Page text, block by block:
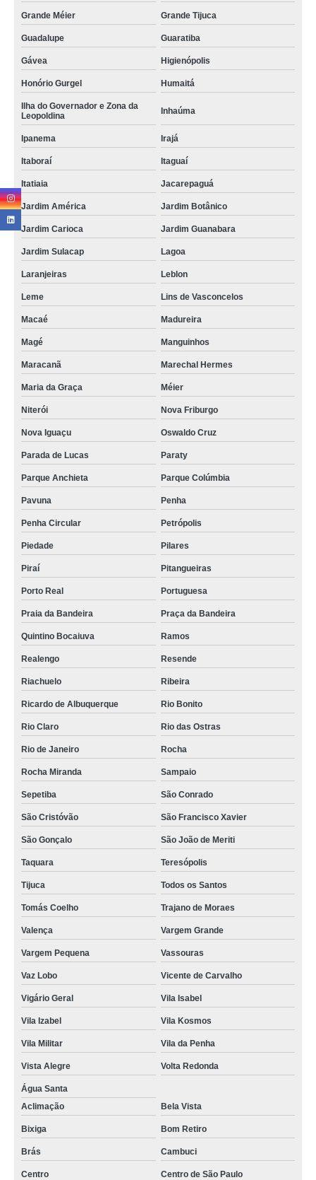
Grande Méier Grande Tijuca
Guadalupe Guaratiba
Gávea Higienópolis
Honório Gurgel Humaitá
Ilha do Governador e Zona da
Leopoldina
Inhaúma
Ipanema Irajá
Itaboraí Itaguaí
Itatiaia Jacarepaguá
Jardim América Jardim Botânico
Jardim Carioca Jardim Guanabara
Jardim Sulacap Lagoa
Laranjeiras Leblon
Leme Lins de Vasconcelos
Macaé Madureira
Magé Manguinhos
Maracanã Marechal Hermes
Maria da Graça Méier
Niterói Nova Friburgo
Nova Iguaçu Oswaldo Cruz
Parada de Lucas Paraty
Parque Anchieta Parque Colúmbia
Pavuna Penha
Penha Circular Petrópolis
Piedade Pilares
Piraí Pitangueiras
Porto Real Portuguesa
Praia da Bandeira Praça da Bandeira
Quintino Bocaiuva Ramos
Realengo Resende
Riachuelo Ribeira
Ricardo de Albuquerque Rio Bonito
Rio Claro Rio das Ostras
Rio de Janeiro Rocha
Rocha Miranda Sampaio
Sepetiba São Conrado
São Cristóvão São Francisco Xavier
São Gonçalo São João de Meriti
Taquara Teresópolis
Tijuca Todos os Santos
Tomás Coelho Trajano de Moraes
Valença Vargem Grande
Vargem Pequena Vassouras
Vaz Lobo Vicente de Carvalho
Vigário Geral Vila Isabel
Vila Izabel Vila Kosmos
Vila Militar Vila da Penha
Vista Alegre Volta Redonda
Água Santa
Aclimação
Bela Vista
Bixiga Bom Retiro
Brás Cambuci
Centro Centro de São Paulo